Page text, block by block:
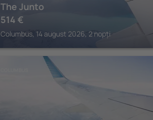
The Junto
514 €
Columbus, 14 august 2026, 2 nopți